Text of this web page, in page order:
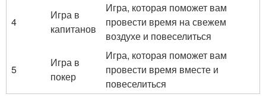
4
Игра в
капитанов
Игра, которая поможет вам
провести время на свежем
воздухе и повеселиться
5
Игра в
покер
Игра, которая поможет вам
провести время вместе и
повеселиться